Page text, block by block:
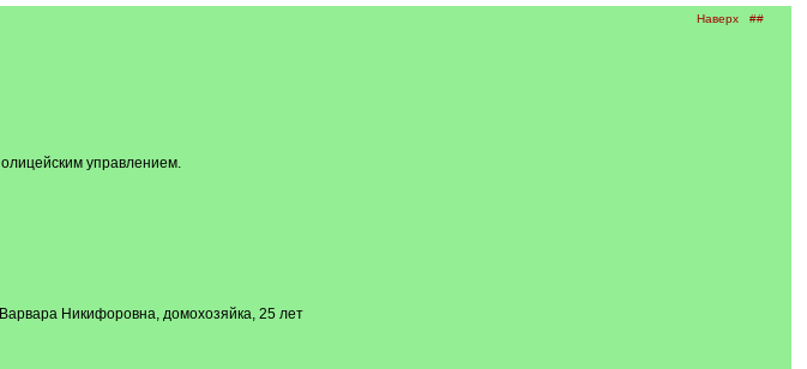
Наверх ##
управлением.
Никифоровна, домохозяйка, 25 лет